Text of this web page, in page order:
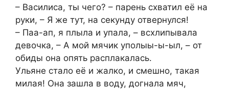
– Василиса, ты чего? – парень схватил её на
руки, – Я же тут, на секунду отвернулся!
– Паа-ап, я плыла и упала, – всхлипывала
девочка, – А мой мячик уполыы-ы-ыл, – от
обиды она опять расплакалась.
Ульяне стало её и жалко, и смешно, такая
милая! Она зашла в воду, догнала мяч,